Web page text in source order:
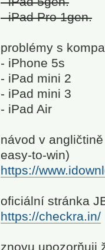
- iPad Pro 1gen.
problémy s
- iPhone 5s
- iPad mini 2
- iPad mini 3
- iPad Air
návod v
easy-to-win)
https://
oficiální stránka
https://checkra.in/
znovu upozorňuji